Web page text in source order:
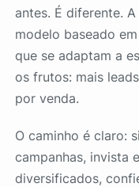
antes. É diferente.
modelo baseado
que se adaptam a
os frutos: mais
por venda.
O caminho é claro:
campanhas, invista
diversificados,